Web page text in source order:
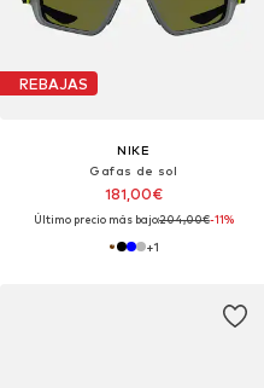
REBAJAS
NIKE
Gafas de sol
181,00€
Último precio más bajo:204,00€-11%
+1